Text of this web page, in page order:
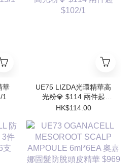
華
UE75 LIZDA光環精華高
光粉💎 $114 兩件起
$102/1
HK$114.00